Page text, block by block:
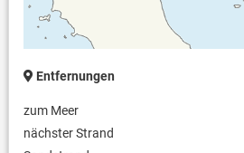
Entfernungen
zum Meer
nächster Strand